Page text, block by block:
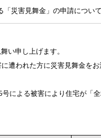
「災害見舞金」の申請について
い申し上げます。
遭われた方に災害見舞金をお
号による被害により住宅が「